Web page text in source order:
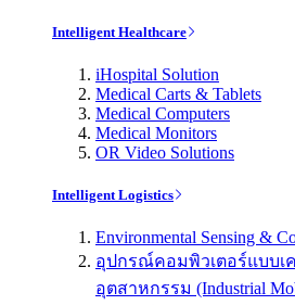
Intelligent Healthcare
iHospital Solution
Medical Carts & Tablets
Medical Computers
Medical Monitors
OR Video Solutions
Intelligent Logistics
Environmental Sensing &
อุปกรณ์คอมพิวเตอร์แบบเ
อุตสาหกรรม (Industrial